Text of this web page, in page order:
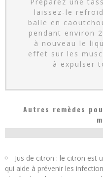
laissez-le
balle en
pendant environ
à nouveau le
effet sur les
à expulser
Autres remèdes
Jus de citron : le citron est
qui aide à prévenir les